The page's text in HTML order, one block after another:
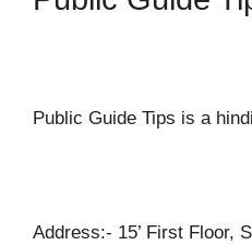
Public Guide Tips is a
Address:- 15’ First Floor,